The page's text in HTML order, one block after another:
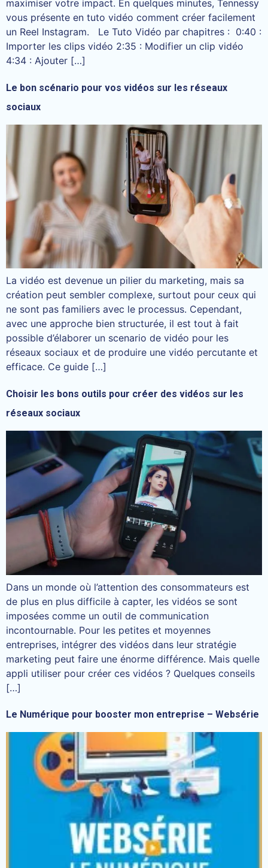
maximiser votre impact. En quelques minutes, Tennessy
vous présente en tuto vidéo comment créer facilement
un Reel Instagram. Le Tuto Vidéo par chapitres : 0:40 :
Importer les clips vidéo 2:35 : Modifier un clip vidéo
4:34 : Ajouter […]
Le bon scénario pour vos vidéos sur les réseaux
sociaux
La vidéo est devenue un pilier du marketing, mais sa
création peut sembler complexe, surtout pour ceux qui
ne sont pas familiers avec le processus. Cependant,
avec une approche bien structurée, il est tout à fait
possible d’élaborer un scenario de vidéo pour les
réseaux sociaux et de produire une vidéo percutante et
efficace. Ce guide […]
Choisir les bons outils pour créer des vidéos sur les
réseaux sociaux
Dans un monde où l’attention des consommateurs est
de plus en plus difficile à capter, les vidéos se sont
imposées comme un outil de communication
incontournable. Pour les petites et moyennes
entreprises, intégrer des vidéos dans leur stratégie
marketing peut faire une énorme différence. Mais quelle
appli utiliser pour créer ces vidéos ? Quelques conseils
[…]
Le Numérique pour booster mon entreprise – Websérie